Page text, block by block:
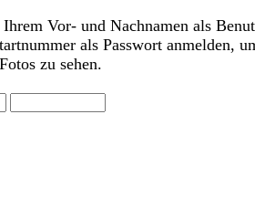
Vor- und Nachnamen als
als Passwort anmelden,
zu sehen.